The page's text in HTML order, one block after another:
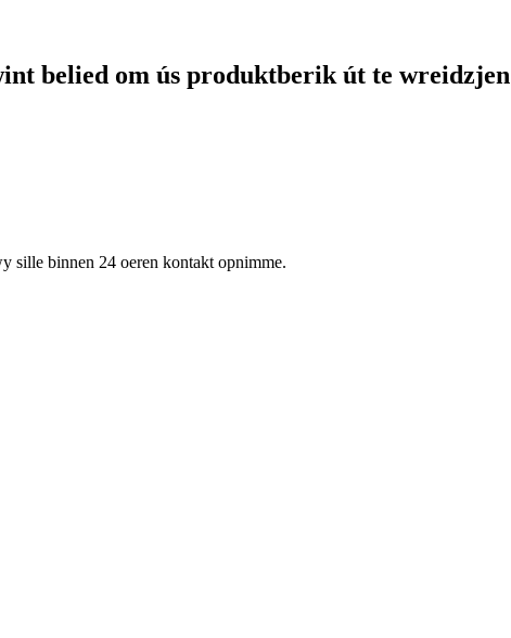
belied om ús produktberik út te
sille binnen 24 oeren kontakt opnimme.